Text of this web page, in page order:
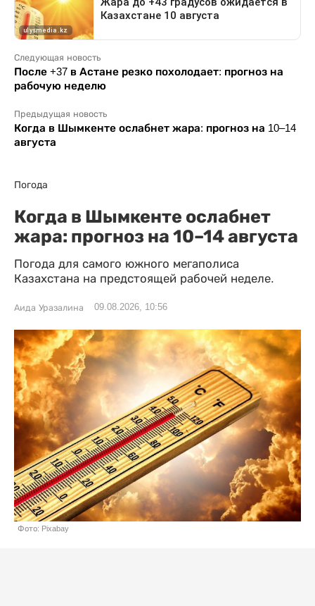
Следующая новость
После +37 в Астане резко похолодает: прогноз на
рабочую неделю
Предыдущая новость
Когда в Шымкенте ослабнет жара: прогноз на 10–14
августа
Погода
Когда в Шымкенте ослабнет
жара: прогноз на 10–14 августа
Погода для самого южного мегаполиса
Казахстана на предстоящей рабочей неделе.
Аида Уразалина 09.08.2026, 10:56
Фото: Pixabay